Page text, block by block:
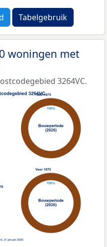
Tabelgebruik
woningen met
3264VC.